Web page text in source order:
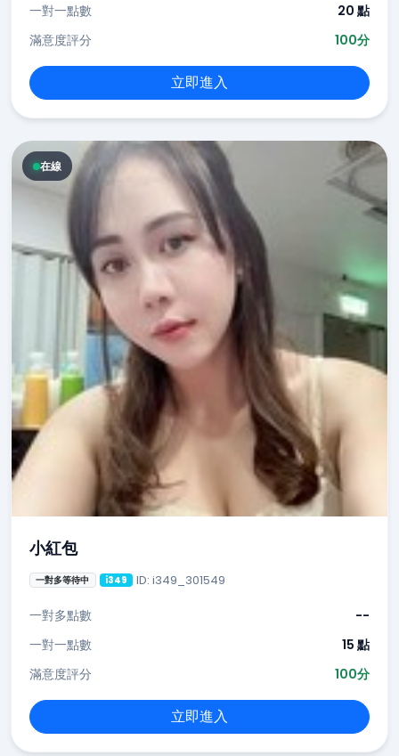
一對一點數
20 點
滿意度評分
100分
立即進入
在線
小紅包
一對多等待中 i349 ID: i349_301549
一對多點數
--
一對一點數
15 點
滿意度評分
100分
立即進入